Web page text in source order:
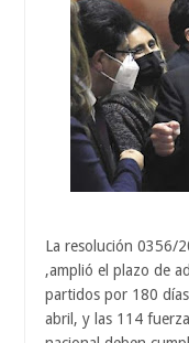
La resolución 0356/
,amplió el plazo de
partidos por 180
abril, y las 114